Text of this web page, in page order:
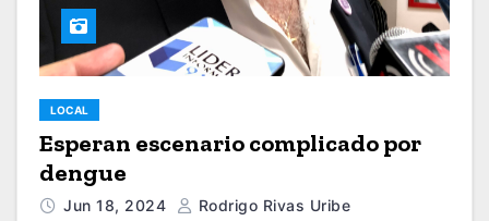
LOCAL
Esperan escenario complicado por
dengue
Jun 18, 2024 Rodrigo Rivas Uribe